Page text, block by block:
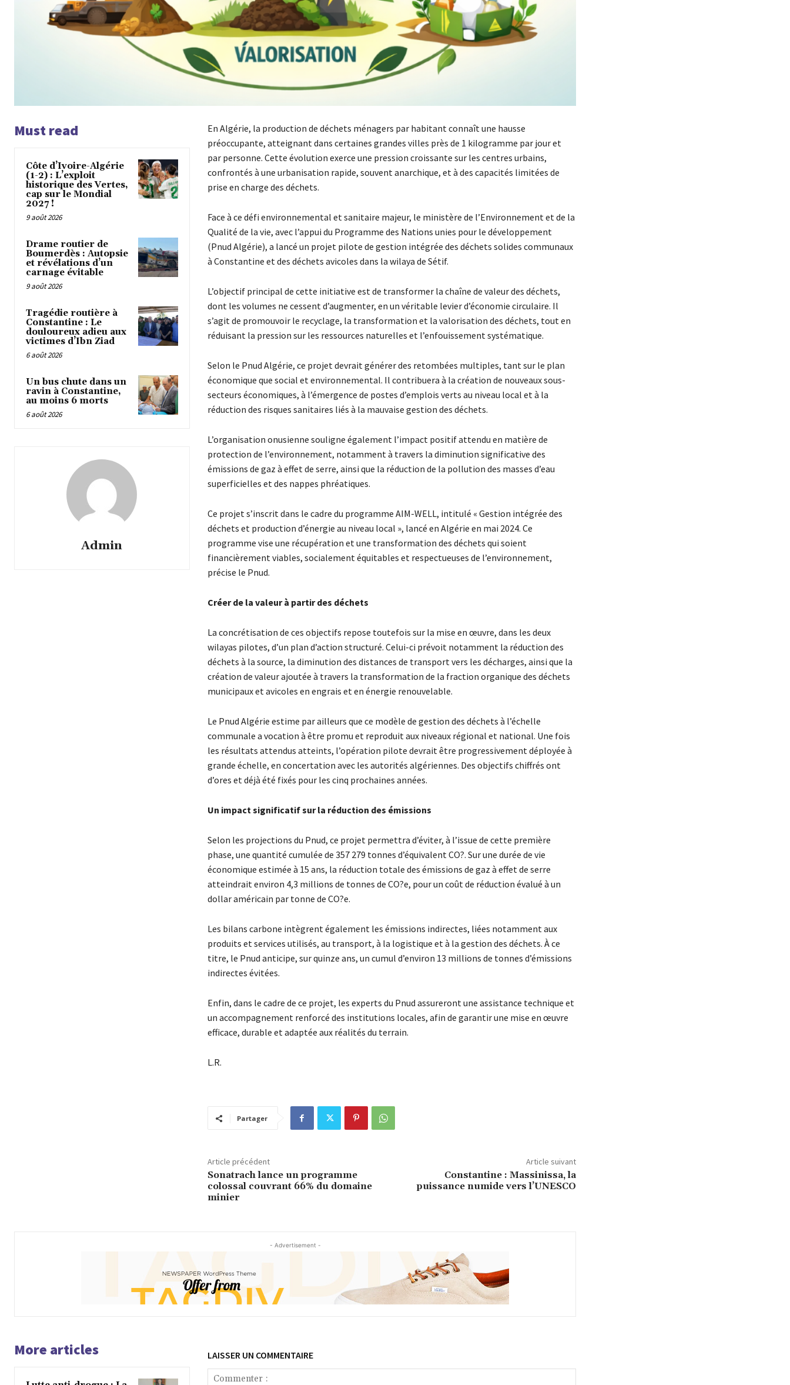
Must read
Côte d’Ivoire-Algérie
(1-2) : L’exploit
historique des Vertes,
cap sur le Mondial
2027 !
9 août 2026
Drame routier de
Boumerdès : Autopsie
et révélations d’un
carnage évitable
9 août 2026
Tragédie routière à
Constantine : Le
douloureux adieu aux
victimes d’Ibn Ziad
6 août 2026
Un bus chute dans un
ravin à Constantine,
au moins 6 morts
6 août 2026
Admin
En Algérie, la production de déchets ménagers par habitant connaît une hausse
préoccupante, atteignant dans certaines grandes villes près de 1 kilogramme par jour et
par personne. Cette évolution exerce une pression croissante sur les centres urbains,
confrontés à une urbanisation rapide, souvent anarchique, et à des capacités limitées de
prise en charge des déchets.
Face à ce défi environnemental et sanitaire majeur, le ministère de l’Environnement et de la
Qualité de la vie, avec l’appui du Programme des Nations unies pour le développement
(Pnud Algérie), a lancé un projet pilote de gestion intégrée des déchets solides communaux
à Constantine et des déchets avicoles dans la wilaya de Sétif.
L’objectif principal de cette initiative est de transformer la chaîne de valeur des déchets,
dont les volumes ne cessent d’augmenter, en un véritable levier d’économie circulaire. Il
s’agit de promouvoir le recyclage, la transformation et la valorisation des déchets, tout en
réduisant la pression sur les ressources naturelles et l’enfouissement systématique.
Selon le Pnud Algérie, ce projet devrait générer des retombées multiples, tant sur le plan
économique que social et environnemental. Il contribuera à la création de nouveaux sous-
secteurs économiques, à l’émergence de postes d’emplois verts au niveau local et à la
réduction des risques sanitaires liés à la mauvaise gestion des déchets.
L’organisation onusienne souligne également l’impact positif attendu en matière de
protection de l’environnement, notamment à travers la diminution significative des
émissions de gaz à effet de serre, ainsi que la réduction de la pollution des masses d’eau
superficielles et des nappes phréatiques.
Ce projet s’inscrit dans le cadre du programme AIM-WELL, intitulé « Gestion intégrée des
déchets et production d’énergie au niveau local », lancé en Algérie en mai 2024. Ce
programme vise une récupération et une transformation des déchets qui soient
financièrement viables, socialement équitables et respectueuses de l’environnement,
précise le Pnud.
Créer de la valeur à partir des déchets
La concrétisation de ces objectifs repose toutefois sur la mise en œuvre, dans les deux
wilayas pilotes, d’un plan d’action structuré. Celui-ci prévoit notamment la réduction des
déchets à la source, la diminution des distances de transport vers les décharges, ainsi que la
création de valeur ajoutée à travers la transformation de la fraction organique des déchets
municipaux et avicoles en engrais et en énergie renouvelable.
Le Pnud Algérie estime par ailleurs que ce modèle de gestion des déchets à l’échelle
communale a vocation à être promu et reproduit aux niveaux régional et national. Une fois
les résultats attendus atteints, l’opération pilote devrait être progressivement déployée à
grande échelle, en concertation avec les autorités algériennes. Des objectifs chiffrés ont
d’ores et déjà été fixés pour les cinq prochaines années.
Un impact significatif sur la réduction des émissions
Selon les projections du Pnud, ce projet permettra d’éviter, à l’issue de cette première
phase, une quantité cumulée de 357 279 tonnes d’équivalent CO?. Sur une durée de vie
économique estimée à 15 ans, la réduction totale des émissions de gaz à effet de serre
atteindrait environ 4,3 millions de tonnes de CO?e, pour un coût de réduction évalué à un
dollar américain par tonne de CO?e.
Les bilans carbone intègrent également les émissions indirectes, liées notamment aux
produits et services utilisés, au transport, à la logistique et à la gestion des déchets. À ce
titre, le Pnud anticipe, sur quinze ans, un cumul d’environ 13 millions de tonnes d’émissions
indirectes évitées.
Enfin, dans le cadre de ce projet, les experts du Pnud assureront une assistance technique et
un accompagnement renforcé des institutions locales, afin de garantir une mise en œuvre
efficace, durable et adaptée aux réalités du terrain.
L.R.
Partager
Article précédent
Sonatrach lance un programme
colossal couvrant 66% du domaine
minier
Article suivant
Constantine : Massinissa, la
puissance numide vers l’UNESCO
- Advertisement -
More articles LAISSER UN COMMENTAIRE